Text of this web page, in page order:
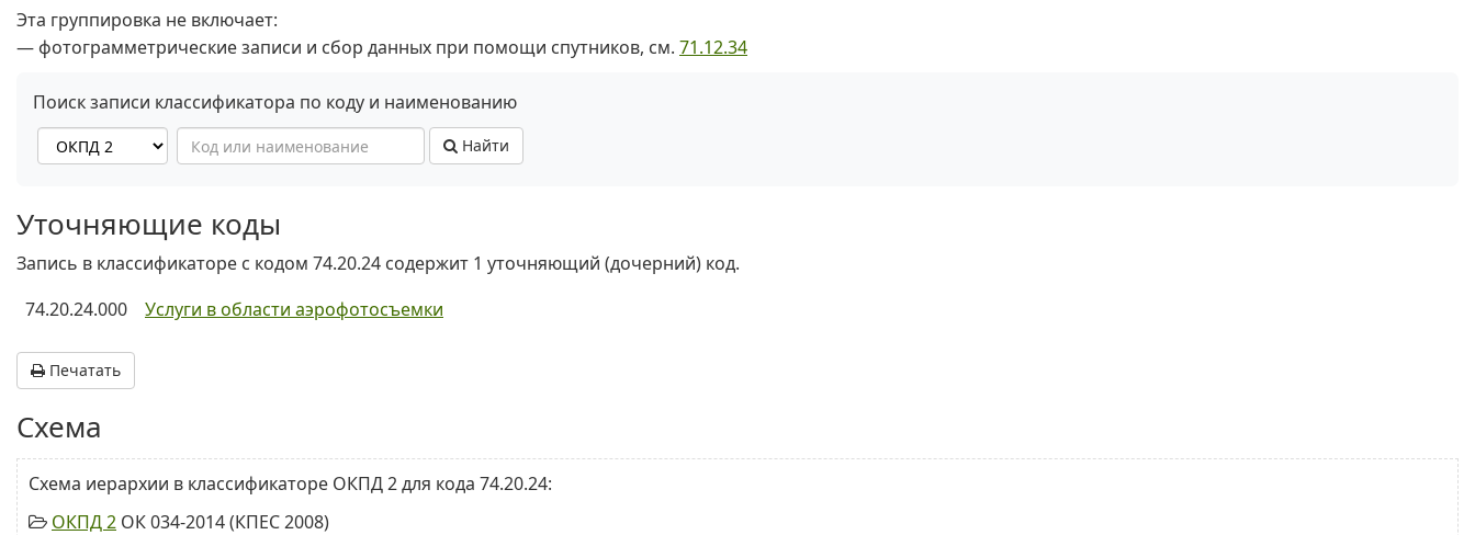
Эта группировка не включает:
— фотограмметрические записи и сбор данных при помощи спутников, см. 71.12.34
Поиск записи классификатора по коду и наименованию
Найти
Уточняющие коды
Запись в классификаторе с кодом 74.20.24 содержит 1 уточняющий (дочерний) код.
74.20.24.000
Услуги в области аэрофотосъемки
Печатать
Схема
Схема иерархии в классификаторе ОКПД 2 для кода 74.20.24:
ОКПД 2 ОК 034-2014 (КПЕС 2008)